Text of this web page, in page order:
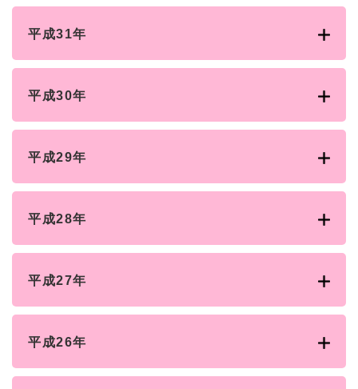
平成31年
平成30年
平成29年
平成28年
平成27年
平成26年